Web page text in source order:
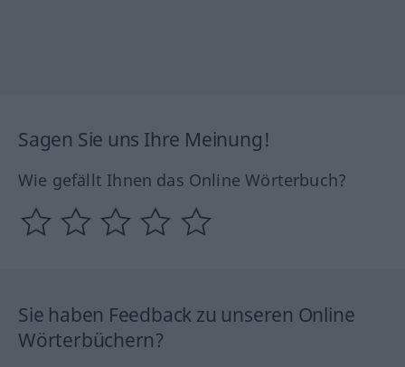
Sagen Sie uns Ihre Meinung!
Wie gefällt Ihnen das Online Wörterbuch?
Sie haben Feedback zu unseren Online
Wörterbüchern?